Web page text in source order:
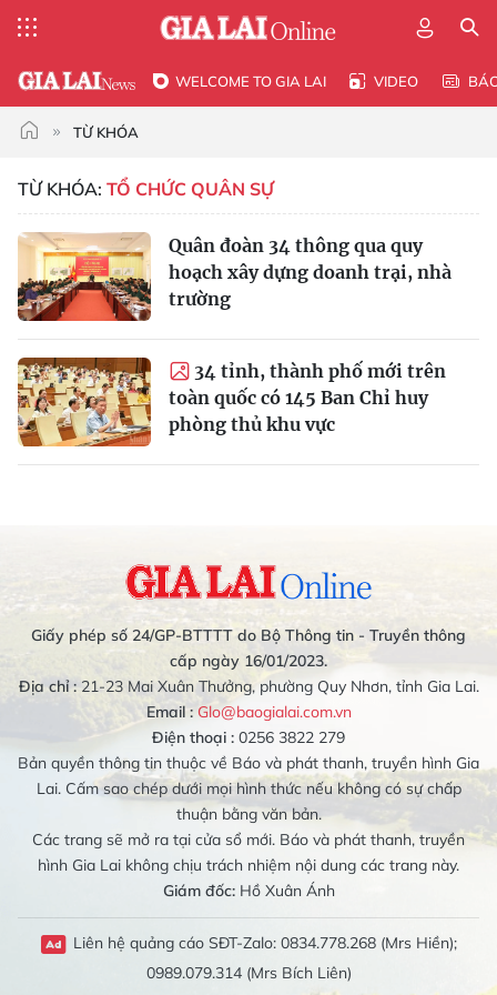
WELCOME TO GIA LAI VIDEO
TỪ KHÓA
TỪ KHÓA: TỔ CHỨC QUÂN SỰ
Quân đoàn 34 thông qua quy
hoạch xây dựng doanh trại, nhà
trường
34 tỉnh, thành phố mới trên
toàn quốc có 145 Ban Chỉ huy
phòng thủ khu vực
Giấy phép số 24/GP-BTTTT do Bộ Thông tin - Truyền thông
cấp ngày 16/01/2023.
Địa chỉ :21-23 Mai Xuân Thưởng, phường Quy Nhơn, tỉnh Gia Lai.
Email : Glo@baogialai.com.vn
Điện thoại : 0256 3822 279
Bản quyền thông tin thuộc về Báo và phát thanh, truyền hình Gia
Lai. Cấm sao chép dưới mọi hình thức nếu không có sự chấp
thuận bằng văn bản.
Các trang sẽ mở ra tại cửa sổ mới. Báo và phát thanh, truyền
hình Gia Lai không chịu trách nhiệm nội dung các trang này.
Giám đốc:Hồ Xuân Ánh
Liên hệ quảng cáo SĐT-Zalo: 0834.778.268 (Mrs Hiền);
0989.079.314 (Mrs Bích Liên)